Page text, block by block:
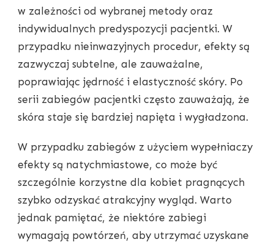
w zależności od wybranej metody oraz
indywidualnych predyspozycji pacjentki. W
przypadku nieinwazyjnych procedur, efekty są
zazwyczaj subtelne, ale zauważalne,
poprawiając jędrność i elastyczność skóry. Po
serii zabiegów pacjentki często zauważają, że
skóra staje się bardziej napięta i wygładzona.
W przypadku zabiegów z użyciem wypełniaczy
efekty są natychmiastowe, co może być
szczególnie korzystne dla kobiet pragnących
szybko odzyskać atrakcyjny wygląd. Warto
jednak pamiętać, że niektóre zabiegi
wymagają powtórzeń, aby utrzymać uzyskane